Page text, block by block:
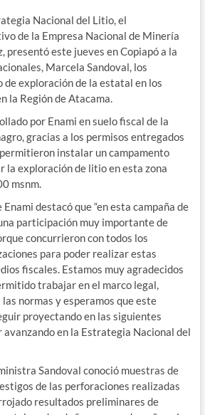
Nacional del Litio, el
de la Empresa Nacional de Minería
presentó este jueves en Copiapó a la
Marcela Sandoval, los
exploración de la estatal en los
la Región de Atacama.
por Enami en suelo fiscal de la
gracias a los permisos entregados
instalar un campamento
la exploración de litio en esta zona
msnm.
destacó que “en esta campaña de
participación muy importante de
concurrieron con todos los
para poder realizar estas
fiscales. Estamos muy agradecidos
trabajar en el marco legal,
normas y esperamos que este
proyectando en las siguientes
avanzando en la Estrategia Nacional del
Sandoval conoció muestras de
de las perforaciones realizadas
resultados preliminares de